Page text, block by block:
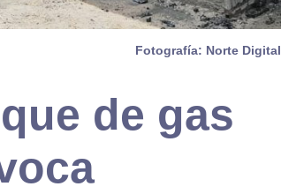
Fotografía: Norte Digital
de gas